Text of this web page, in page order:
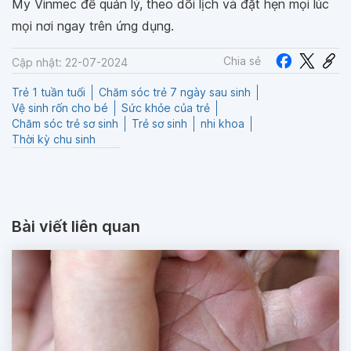
My Vinmec để quản lý, theo dõi lịch và đặt hẹn mọi lúc
mọi nơi ngay trên ứng dụng.
Cập nhật: 22-07-2024 Chia sẻ
Trẻ 1 tuần tuổi
Chăm sóc trẻ 7 ngày sau sinh
Vệ sinh rốn cho bé
Sức khỏe của trẻ
Chăm sóc trẻ sơ sinh
Trẻ sơ sinh
nhi khoa
Thời kỳ chu sinh
Bài viết liên quan